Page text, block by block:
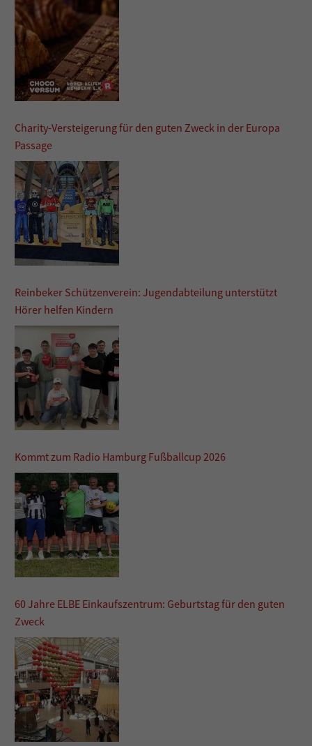
Charity-Versteigerung für den guten Zweck in der Europa
Passage
Reinbeker Schützenverein: Jugendabteilung unterstützt
Hörer helfen Kindern
Kommt zum Radio Hamburg Fußballcup 2026
60 Jahre ELBE Einkaufszentrum: Geburtstag für den guten
Zweck